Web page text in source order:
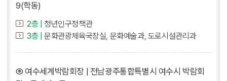
9(학동)
2층 |
청년인구정책관
3층 |
문화관광체육국장실, 문화예술과, 도로시설관리과
⑨ 여수세계박람회장 | 전남광주통합특별시 여수시 박람회